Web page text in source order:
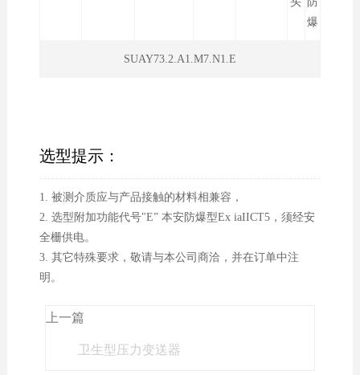
爆
SUAY73.2.A1.M7.N1.E
选型提示：
1. 被测介质应与产品接触的材料相兼容，
2. 选型附加功能代号"E” 本安防爆型Ex iaIICT5，须经安
全栅供电。
3. 其它特殊要求，敬请与本公司商洽，并在订单中注
明。
上一篇
卫生型压力变送器